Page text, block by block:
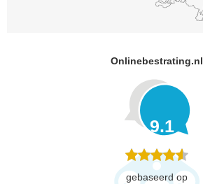
Onlinebestrating.nl
9.1
gebaseerd op